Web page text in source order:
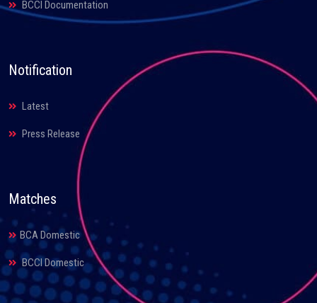
BCCI Documentation
Notification
Latest
Press Release
Matches
BCA Domestic
BCCI Domestic